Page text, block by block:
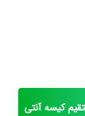
کیسه آنتی